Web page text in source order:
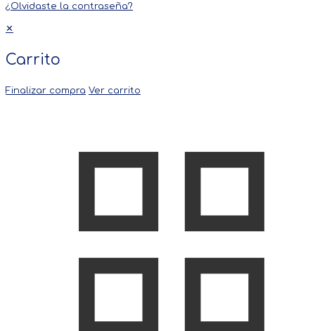
¿Olvidaste la contraseña?
✕
Carrito
Finalizar compra Ver carrito